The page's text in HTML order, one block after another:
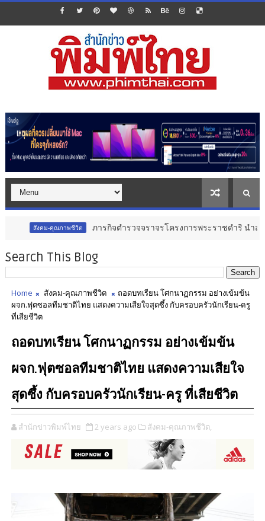
ม-คุณภาพชีวิต ภารกิจตำรวจจราจรโครงการพระราชดำริ นำส่งอวัยวะหัวใ
Search This Blog
Home สังคม-คุณภาพชีวิต
ถอดบทเรียน โศกนาฏกรรม อย่างเข้มข้น
ผจก.ฟุตซอลทีมชาติไทย แสดงความเสียใจสุดซึ้ง กับครอบครัวนักเรียน-ครู
ที่เสียชีวิต
ถอดบทเรียน โศกนาฏกรรม อย่างเข้มข้น
ผจก.ฟุตซอลทีมชาติไทย แสดงความเสียใจ
สุดซึ้ง กับครอบครัวนักเรียน-ครู ที่เสียชีวิต
สำนักข่าวพิมพ์ไทย 2 years ago สังคม-คุณภาพชีวิต,